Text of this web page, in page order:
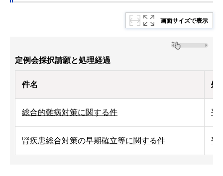
画面サイズで表示
定例会採択請願と処理経過
件名 処
総合的難病対策に関する件 平
腎疾患総合対策の早期確立等に関する件 平